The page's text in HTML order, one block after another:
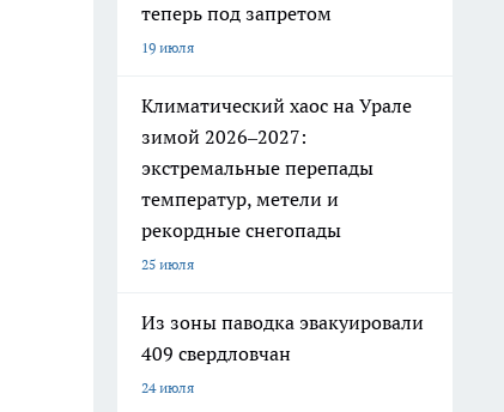
теперь под запретом
19 июля
Климатический хаос на Урале
зимой 2026–2027:
экстремальные перепады
температур, метели и
рекордные снегопады
25 июля
Из зоны паводка эвакуировали
409 свердловчан
24 июля